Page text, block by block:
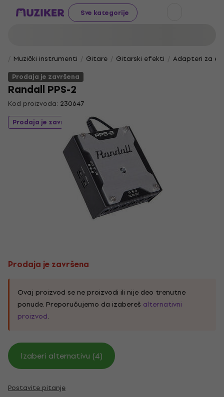
Sve kategorije
Muzički instrumenti Gitare Gitarski efekti
Adapteri za
Prodaja je završena
Randall PPS-2
Kod proizvoda: 230647
Prodaja je završena
Prodaja je završena
Ovaj proizvod se ne proizvodi ili nije deo trenutne
ponude. Preporučujemo da izabereš alternativni
proizvod.
Izaberi alternativu (4)
Postavite pitanje